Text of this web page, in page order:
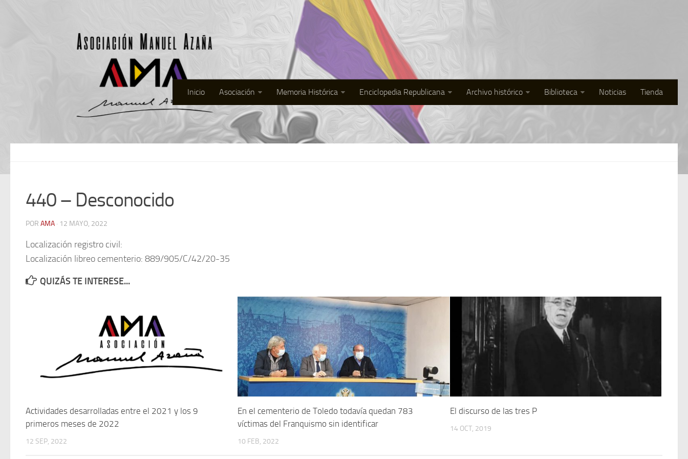
Inicio Asociación Memoria Histórica Enciclopedia Republicana Archivo histórico Biblioteca Noticias Tienda
440 – Desconocido
POR AMA · 12 MAYO, 2022
Localización registro civil:
Localización libreo cementerio: 889/905/C/42/20-35
QUIZÁS TE INTERESE...
Actividades desarrolladas entre el 2021 y los 9
primeros meses de 2022
12 SEP, 2022
En el cementerio de Toledo todavía quedan 783
víctimas del Franquismo sin identificar
10 FEB, 2022
El discurso de las tres P
14 OCT, 2019